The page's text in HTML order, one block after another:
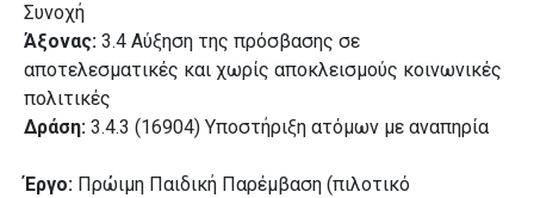
Συνοχή
Άξονας: 3.4 Αύξηση της πρόσβασης σε
αποτελεσματικές και χωρίς αποκλεισμούς κοινωνικές
πολιτικές
Δράση: 3.4.3 (16904) Υποστήριξη ατόμων με αναπηρία
Έργο: Πρώιμη Παιδική Παρέμβαση (πιλοτικό